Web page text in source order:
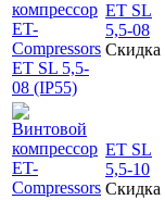
ET SL
5,5-08
Скидка
ET SL
5,5-10
Скидка